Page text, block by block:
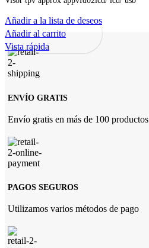
Añadir a la lista de deseos
Añadir al carrito
Vista rápida
ENVÍO GRATIS
Envío gratis en más de 100 productos
PAGOS SEGUROS
Utilizamos varios métodos de pago